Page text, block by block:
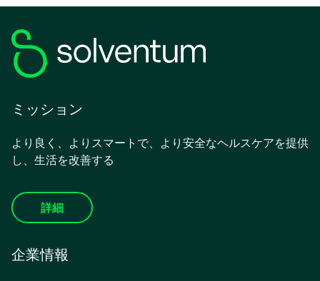
ミッション
より良く、よりスマートで、より安全なヘルスケアを提供
し、生活を改善する
詳細
企業情報